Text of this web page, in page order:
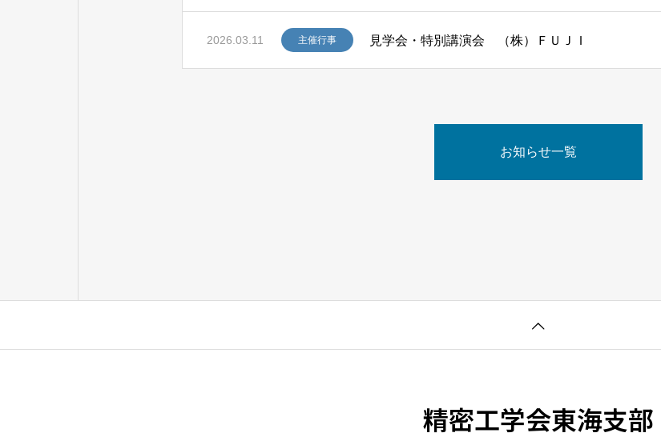
2026.03.11 主催行事 見学会・特別講演会 （株）ＦＵＪＩ
お知らせ一覧
精密工学会東海支部